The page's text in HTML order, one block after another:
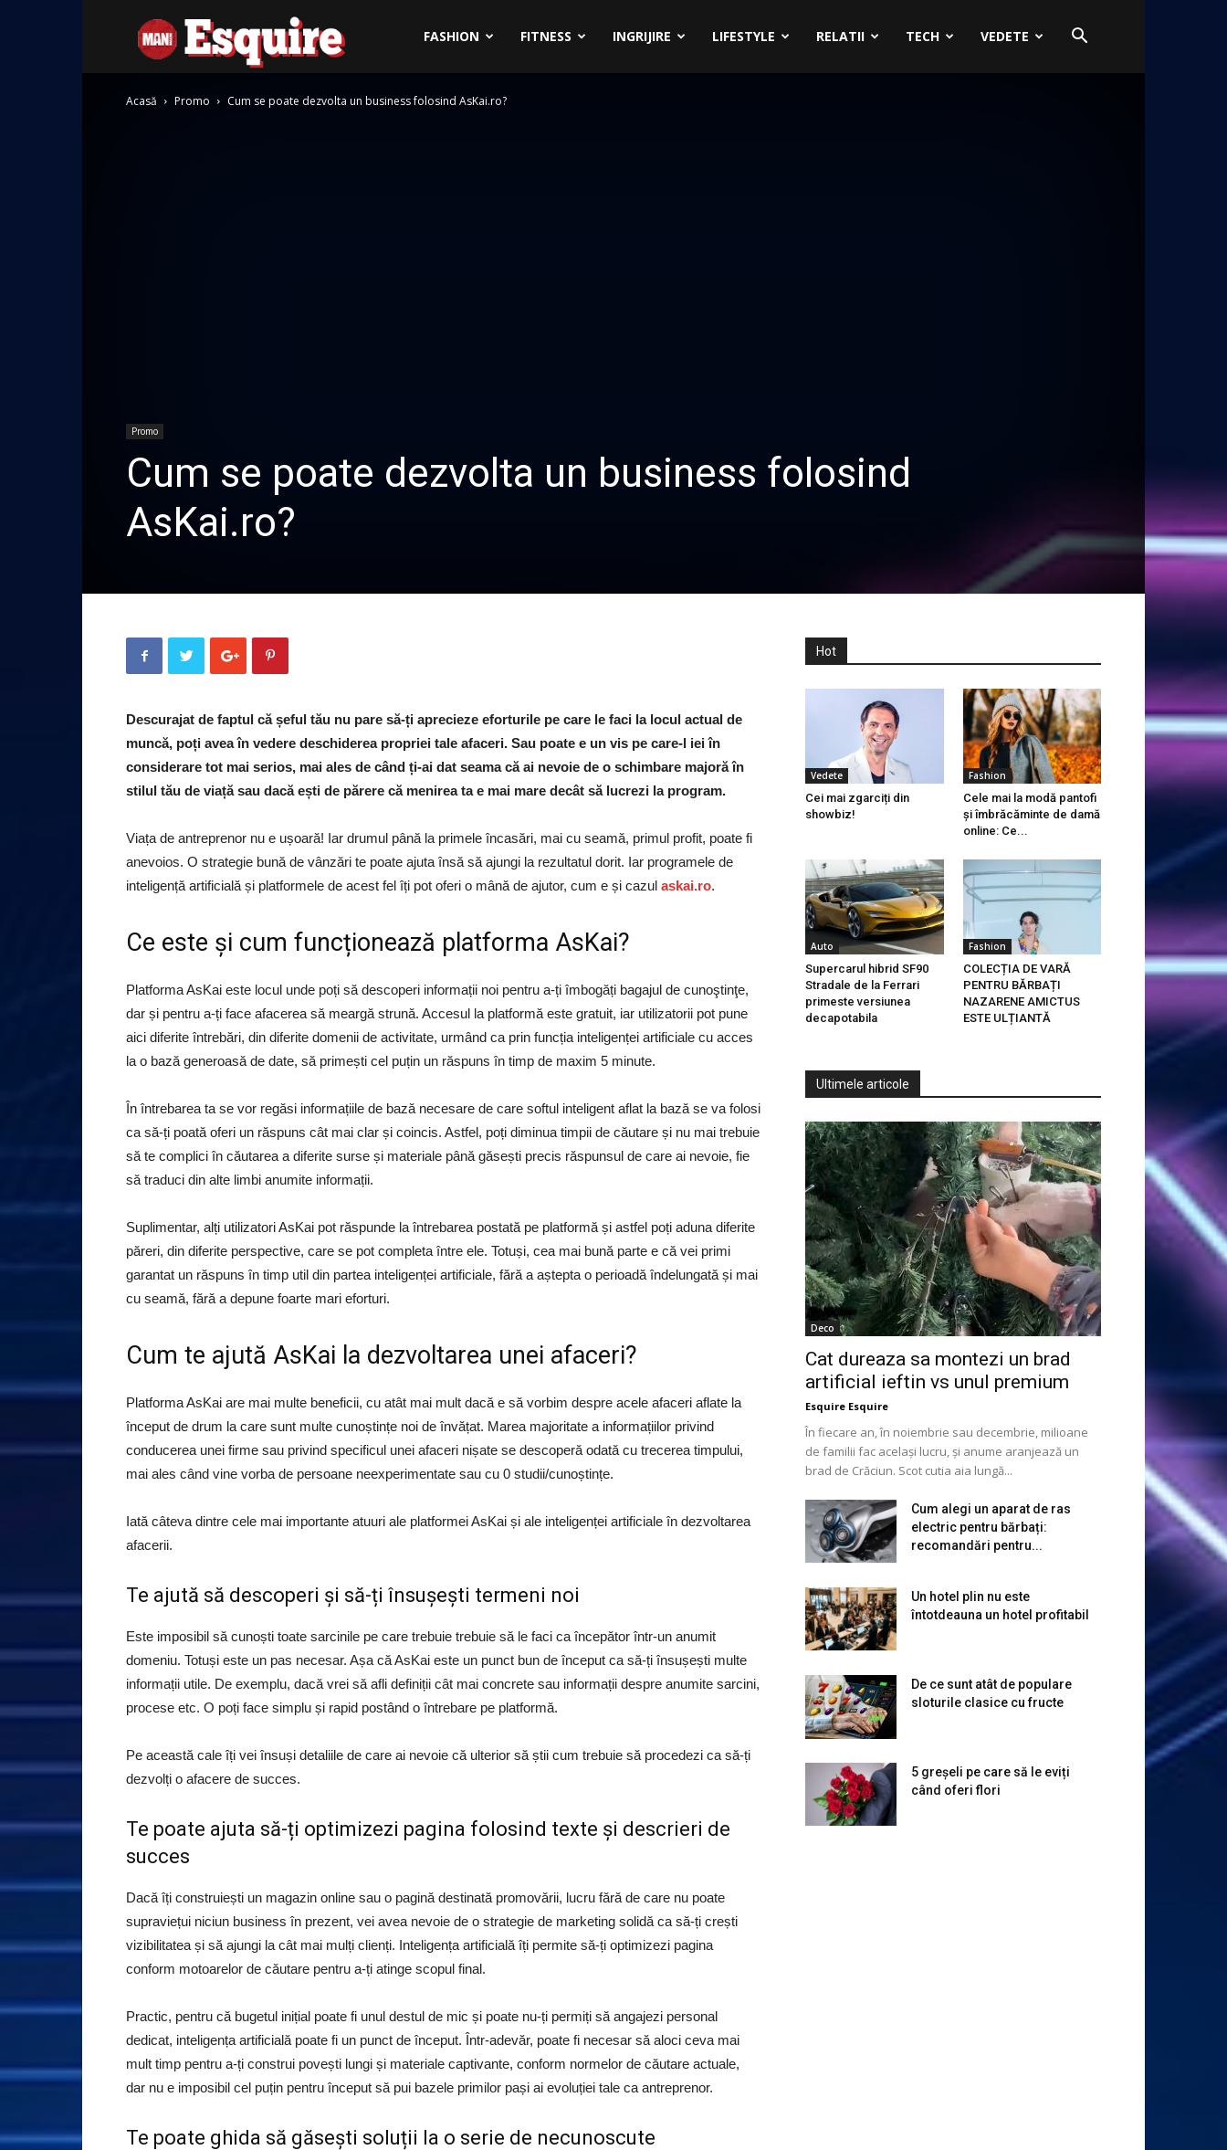
FASHION FITNESS INGRIJIRE LIFESTYLE RELATII TECH VEDETE
Acasă Promo Cum se poate dezvolta un business folosind AsKai.ro?
Promo
Cum se poate dezvolta un business folosind
AsKai.ro?
Descurajat de faptul că șeful tău nu pare să-ți aprecieze eforturile pe care le faci la locul actual de
muncă, poți avea în vedere deschiderea propriei tale afaceri. Sau poate e un vis pe care-l iei în
considerare tot mai serios, mai ales de când ți-ai dat seama că ai nevoie de o schimbare majoră în
stilul tău de viață sau dacă ești de părere că menirea ta e mai mare decât să lucrezi la program.
Viața de antreprenor nu e ușoară! Iar drumul până la primele încasări, mai cu seamă, primul profit, poate fi
anevoios. O strategie bună de vânzări te poate ajuta însă să ajungi la rezultatul dorit. Iar programele de
inteligență artificială și platformele de acest fel îți pot oferi o mână de ajutor, cum e și cazul askai.ro.
Ce este și cum funcționează platforma AsKai?
Platforma AsKai este locul unde poți să descoperi informații noi pentru a-ți îmbogăți bagajul de cunoştinţe,
dar și pentru a-ți face afacerea să meargă strună. Accesul la platformă este gratuit, iar utilizatorii pot pune
aici diferite întrebări, din diferite domenii de activitate, urmând ca prin funcția inteligenței artificiale cu acces
la o bază generoasă de date, să primești cel puțin un răspuns în timp de maxim 5 minute.
În întrebarea ta se vor regăsi informațiile de bază necesare de care softul inteligent aflat la bază se va folosi
ca să-ți poată oferi un răspuns cât mai clar și coincis. Astfel, poți diminua timpii de căutare și nu mai trebuie
să te complici în căutarea a diferite surse și materiale până găsești precis răspunsul de care ai nevoie, fie
să traduci din alte limbi anumite informații.
Suplimentar, alți utilizatori AsKai pot răspunde la întrebarea postată pe platformă și astfel poți aduna diferite
păreri, din diferite perspective, care se pot completa între ele. Totuși, cea mai bună parte e că vei primi
garantat un răspuns în timp util din partea inteligenței artificiale, fără a aștepta o perioadă îndelungată și mai
cu seamă, fără a depune foarte mari eforturi.
Cum te ajută AsKai la dezvoltarea unei afaceri?
Platforma AsKai are mai multe beneficii, cu atât mai mult dacă e să vorbim despre acele afaceri aflate la
început de drum la care sunt multe cunoștințe noi de învățat. Marea majoritate a informațiilor privind
conducerea unei firme sau privind specificul unei afaceri nișate se descoperă odată cu trecerea timpului,
mai ales când vine vorba de persoane neexperimentate sau cu 0 studii/cunoștințe.
Iată câteva dintre cele mai importante atuuri ale platformei AsKai și ale inteligenței artificiale în dezvoltarea
afacerii.
Te ajută să descoperi și să-ți însușești termeni noi
Este imposibil să cunoști toate sarcinile pe care trebuie trebuie să le faci ca începător într-un anumit
domeniu. Totuși este un pas necesar. Așa că AsKai este un punct bun de început ca să-ți însușești multe
informații utile. De exemplu, dacă vrei să afli definiții cât mai concrete sau informații despre anumite sarcini,
procese etc. O poți face simplu și rapid postând o întrebare pe platformă.
Pe această cale îți vei însuși detaliile de care ai nevoie că ulterior să știi cum trebuie să procedezi ca să-ți
dezvolți o afacere de succes.
Te poate ajuta să-ți optimizezi pagina folosind texte și descrieri de
succes
Dacă îți construiești un magazin online sau o pagină destinată promovării, lucru fără de care nu poate
supraviețui niciun business în prezent, vei avea nevoie de o strategie de marketing solidă ca să-ți crești
vizibilitatea și să ajungi la cât mai mulți clienți. Inteligența artificială îți permite să-ți optimizezi pagina
conform motoarelor de căutare pentru a-ți atinge scopul final.
Practic, pentru că bugetul inițial poate fi unul destul de mic și poate nu-ți permiți să angajezi personal
dedicat, inteligența artificială poate fi un punct de început. Într-adevăr, poate fi necesar să aloci ceva mai
mult timp pentru a-ți construi povești lungi și materiale captivante, conform normelor de căutare actuale,
dar nu e imposibil cel puțin pentru început să pui bazele primilor pași ai evoluției tale ca antreprenor.
Te poate ghida să găsești soluții la o serie de necunoscute
Hot
Vedete
Cei mai zgarciți din
showbiz!
Fashion
Cele mai la modă pantofi
și îmbrăcăminte de damă
online: Ce...
Auto
Supercarul hibrid SF90
Stradale de la Ferrari
primeste versiunea
decapotabila
Fashion
COLECȚIA DE VARĂ
PENTRU BĂRBAȚI
NAZARENE AMICTUS
ESTE ULȚIANTĂ
Ultimele articole
Deco
Cat dureaza sa montezi un brad
artificial ieftin vs unul premium
Esquire Esquire
În fiecare an, în noiembrie sau decembrie, milioane
de familii fac același lucru, și anume aranjează un
brad de Crăciun. Scot cutia aia lungă...
Cum alegi un aparat de ras
electric pentru bărbați:
recomandări pentru...
Un hotel plin nu este
întotdeauna un hotel profitabil
De ce sunt atât de populare
sloturile clasice cu fructe
5 greșeli pe care să le eviți
când oferi flori